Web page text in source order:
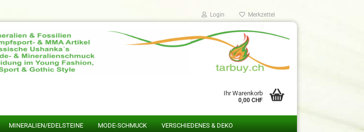
Login Merkzettel
Ihr Warenkorb
0,00 CHF
MINERALIEN/EDELSTEINE MODE-SCHMUCK VERSCHIEDENES & DEKO